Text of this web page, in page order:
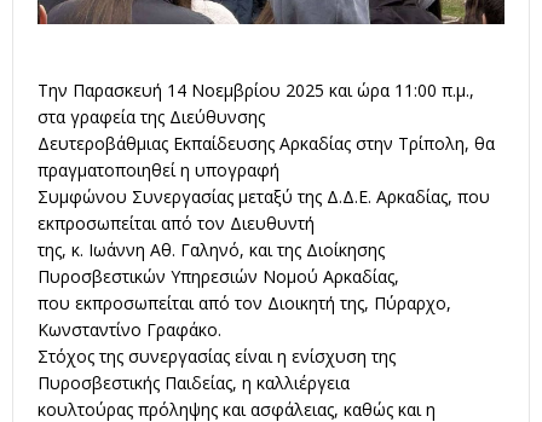
Την Παρασκευή 14 Νοεμβρίου 2025 και ώρα 11:00 π.μ.,
στα γραφεία της Διεύθυνσης
Δευτεροβάθμιας Εκπαίδευσης Αρκαδίας στην Τρίπολη, θα
πραγματοποιηθεί η υπογραφή
Συμφώνου Συνεργασίας μεταξύ της Δ.Δ.Ε. Αρκαδίας, που
εκπροσωπείται από τον Διευθυντή
της, κ. Ιωάννη Αθ. Γαληνό, και της Διοίκησης
Πυροσβεστικών Υπηρεσιών Νομού Αρκαδίας,
που εκπροσωπείται από τον Διοικητή της, Πύραρχο,
Κωνσταντίνο Γραφάκο.
Στόχος της συνεργασίας είναι η ενίσχυση της
Πυροσβεστικής Παιδείας, η καλλιέργεια
κουλτούρας πρόληψης και ασφάλειας, καθώς και η